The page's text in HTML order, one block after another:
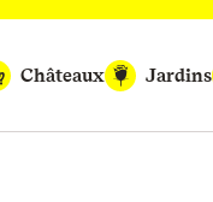
Châteaux
Jardins